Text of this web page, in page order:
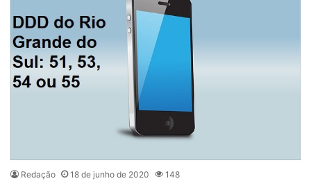
Redação 18 de junho de 2020 148